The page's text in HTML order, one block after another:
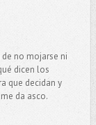
de no mojarse ni
dicen los
que decidan y
da asco.